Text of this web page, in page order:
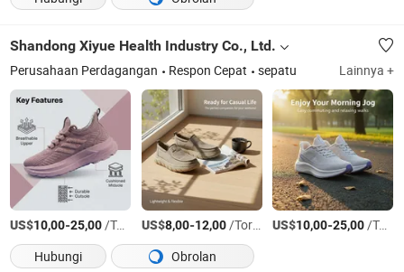
Shandong Xiyue Health Industry Co., Ltd.
Perusahaan Perdagangan Respon Cepat sepatu Lainnya +
US$10,00-25,00/Torsi AS US$8,00-12,00/Torsi AS US$10,00-25,00/Torsi AS
Hubungi
Obrolan